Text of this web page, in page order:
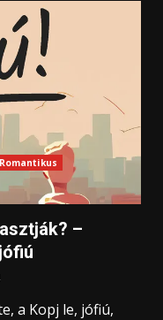
Romantikus
–
a Kopj le, jófiú,